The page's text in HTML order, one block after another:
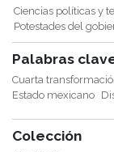
Ciencias políticas y
Potestades del
Palabras
Cuarta
Estado mexicano
Colección